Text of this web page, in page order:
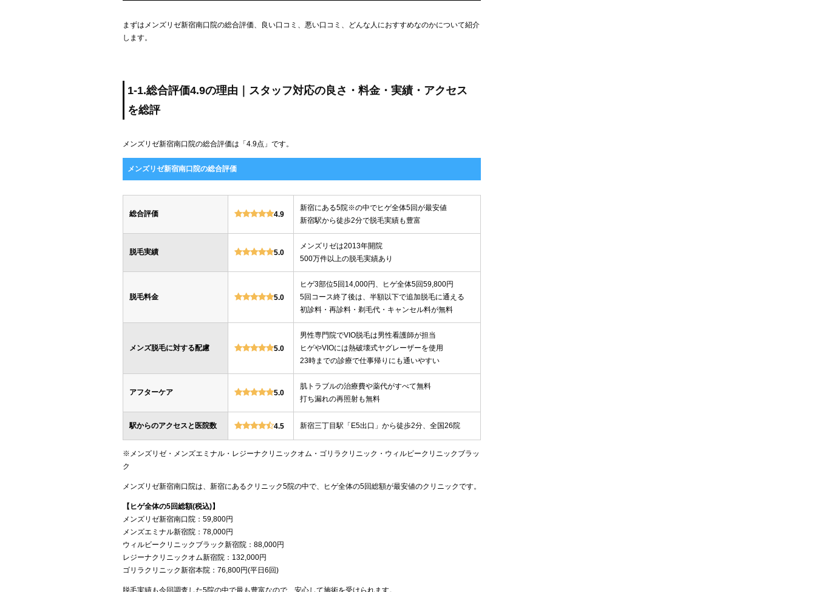
まずはメンズリゼ新宿南口院の総合評価、良い口コミ、悪い口コミ、どんな人におすすめなのかについて紹介
します。
1-1.総合評価4.9の理由｜スタッフ対応の良さ・料金・実績・アクセス
を総評
メンズリゼ新宿南口院の総合評価は「4.9点」です。
メンズリゼ新宿南口院の総合評価
総合評価 4.9
新宿にある5院※の中でヒゲ全体5回が最安値
新宿駅から徒歩2分で脱毛実績も豊富
脱毛実績 5.0
メンズリゼは2013年開院
500万件以上の脱毛実績あり
脱毛料金 5.0
ヒゲ3部位5回14,000円、ヒゲ全体5回59,800円
5回コース終了後は、半額以下で追加脱毛に通える
初診料・再診料・剃毛代・キャンセル料が無料
メンズ脱毛に対する配慮 5.0
男性専門院でVIO脱毛は男性看護師が担当
ヒゲやVIOには熱破壊式ヤグレーザーを使用
23時までの診療で仕事帰りにも通いやすい
アフターケア 5.0
肌トラブルの治療費や薬代がすべて無料
打ち漏れの再照射も無料
駅からのアクセスと医院数 4.5 新宿三丁目駅「E5出口」から徒歩2分、全国26院
※メンズリゼ・メンズエミナル・レジーナクリニックオム・ゴリラクリニック・ウィルビークリニックブラッ
ク
メンズリゼ新宿南口院は、新宿にあるクリニック5院の中で、ヒゲ全体の5回総額が最安値のクリニックです。
【ヒゲ全体の5回総額(税込)】
メンズリゼ新宿南口院：59,800円
メンズエミナル新宿院：78,000円
ウィルビークリニックブラック新宿院：88,000円
レジーナクリニックオム新宿院：132,000円
ゴリラクリニック新宿本院：76,800円(平日6回)
脱毛実績も今回調査した5院の中で最も豊富なので、安心して施術を受けられます。